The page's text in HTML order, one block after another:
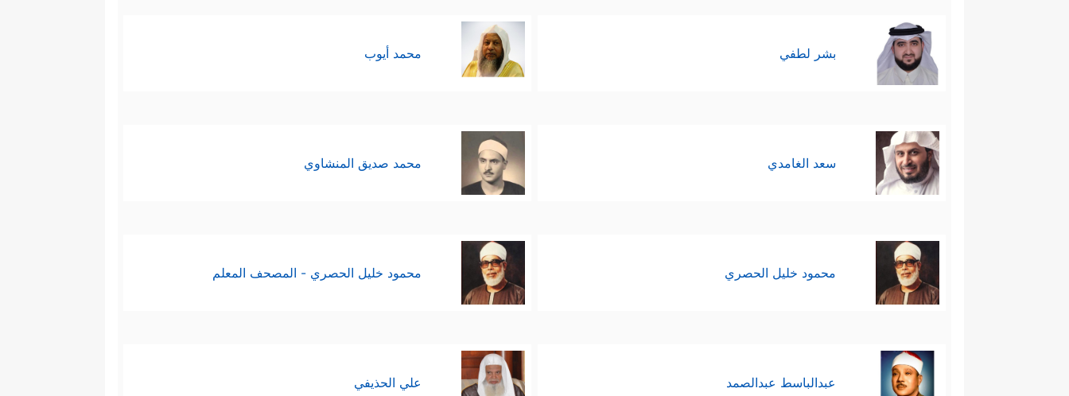
بشر لطفي محمد أيوب
سعد الغامدي محمد صديق المنشاوي
محمود خليل الحصري محمود خليل الحصري - المصحف المعلم
عبدالباسط عبدالصمد علي الحذيفي